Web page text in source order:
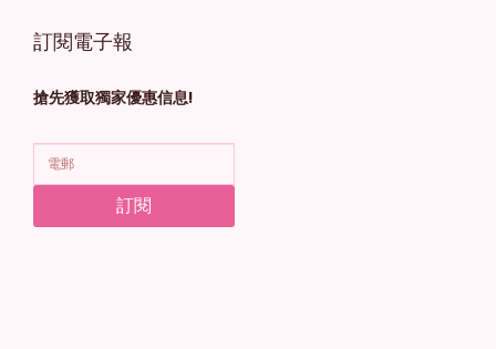
訂閱電子報
搶先獲取獨家優惠信息!
訂閱